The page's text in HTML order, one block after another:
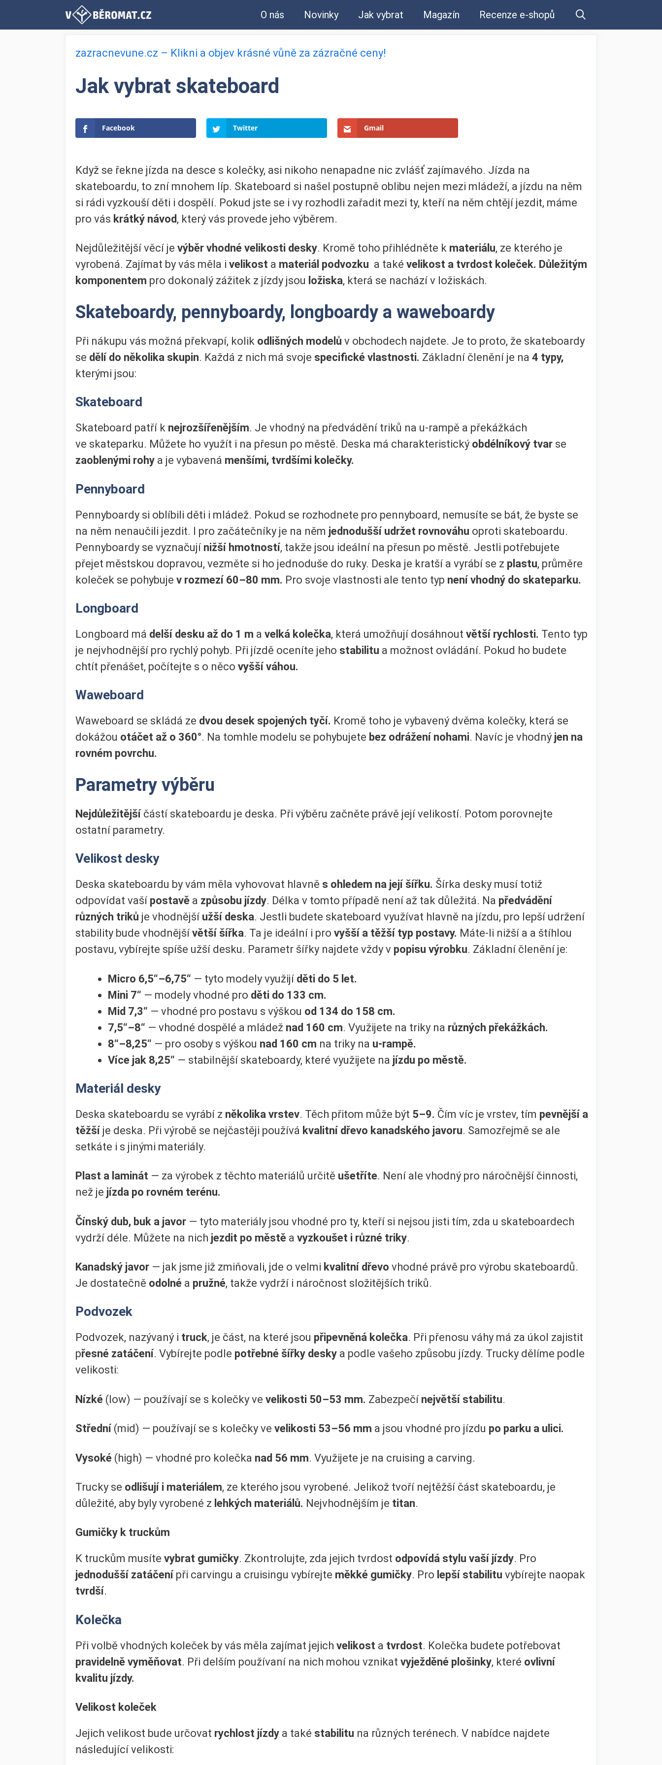
O nás Novinky Jak vybrat Magazín Recenze e-shopů
zazracnevune.cz – Klikni a objev krásné vůně za zázračné ceny!
Jak vybrat skateboard
Facebook Twitter Gmail
Když se řekne jízda na desce s kolečky, asi nikoho nenapadne nic zvlášť zajímavého. Jízda na
skateboardu, to zní mnohem líp. Skateboard si našel postupně oblibu nejen mezi mládeží, a jízdu na něm
si rádi vyzkouší děti i dospělí. Pokud jste se i vy rozhodli zařadit mezi ty, kteří na něm chtějí jezdit, máme
pro vás krátký návod , který vás provede jeho výběrem.
Nejdůležitější věcí je výběr vhodné velikosti desky. Kromě toho přihlédněte k materiálu, ze kterého je
vyrobená. Zajímat by vás měla i velikost a materiál podvozku a také velikost a tvrdost koleček. Důležitým
komponentem pro dokonalý zážitek z jízdy jsou ložiska, která se nachází v ložiskách.
Skateboardy, pennyboardy, longboardy a waweboardy
Při nákupu vás možná překvapí, kolik odlišných modelů v obchodech najdete. Je to proto, že skateboardy
se dělí do několika skupin. Každá z nich má svoje specifické vlastnosti. Základní členění je na 4 typy,
kterými jsou:
Skateboard
Skateboard patří k nejrozšířenějším. Je vhodný na předvádění triků na u-rampě a překážkách
ve skateparku. Můžete ho využít i na přesun po městě. Deska má charakteristický obdélníkový tvar se
zaoblenými rohy a je vybavená menšími, tvrdšími kolečky.
Pennyboard
Pennyboardy si oblíbili děti i mládež. Pokud se rozhodnete pro pennyboard, nemusíte se bát, že byste se
na něm nenaučili jezdit. I pro začátečníky je na něm jednodušší udržet rovnováhu oproti skateboardu.
Pennyboardy se vyznačují nižší hmotností, takže jsou ideální na přesun po městě. Jestli potřebujete
přejet městskou dopravou, vezměte si ho jednoduše do ruky. Deska je kratší a vyrábí se z plastu, průměre
koleček se pohybuje v rozmezí 60–80 mm. Pro svoje vlastnosti ale tento typ není vhodný do skateparku.
Longboard
Longboard má delší desku až do 1 m a velká kolečka, která umožňují dosáhnout větší rychlosti. Tento typ
je nejvhodnější pro rychlý pohyb. Při jízdě oceníte jeho stabilitu a možnost ovládání. Pokud ho budete
chtít přenášet, počítejte s o něco vyšší váhou.
Waweboard
Waweboard se skládá ze dvou desek spojených tyčí. Kromě toho je vybavený dvěma kolečky, která se
dokážou otáčet až o 360°. Na tomhle modelu se pohybujete bez odrážení nohami. Navíc je vhodný jen na
rovném povrchu.
Parametry výběru
Nejdůležitějšíčástí skateboardu je deska. Při výběru začněte právě její velikostí. Potom porovnejte
ostatní parametry.
Velikost desky
Deska skateboardu by vám měla vyhovovat hlavně s ohledem na její šířku. Šírka desky musí totiž
odpovídat vaší postavě a způsobu jízdy. Délka v tomto případě není až tak důležitá. Na předvádění
různých triků je vhodnější užší deska. Jestli budete skateboard využívat hlavně na jízdu, pro lepší udržení
stability bude vhodnější větší šířka. Ta je ideální i pro vyšší a těžší typ postavy. Máte-li nižší a a štíhlou
postavu, vybírejte spíše užší desku. Parametr šířky najdete vždy v popisu výrobku. Základní členění je:
Micro 6,5“–6,75“ — tyto modely využijí děti do 5 let.
Mini 7“ — modely vhodné pro děti do 133 cm.
Mid 7,3“ — vhodné pro postavu s výškou od 134 do 158 cm.
7,5“–8“ — vhodné dospělé a mládež nad 160 cm. Využijete na triky na různých překážkách.
8“–8,25“ — pro osoby s výškou nad 160 cm na triky na u-rampě.
Více jak 8,25“ — stabilnější skateboardy, které využijete na jízdu po městě.
Materiál desky
Deska skateboardu se vyrábí z několika vrstev. Těch přitom může být 5–9. Čím víc je vrstev, tím pevnější a
těžšíje deska. Při výrobě se nejčastěji používá kvalitní dřevo kanadského javoru. Samozřejmě se ale
setkáte i s jinými materiály.
Plast a laminát — za výrobek z těchto materiálů určitě ušetříte. Není ale vhodný pro náročnější činnosti,
než je jízda po rovném terénu.
Čínský dub, buk a javor — tyto materiály jsou vhodné pro ty, kteří si nejsou jisti tím, zda u skateboardech
vydrží déle. Můžete na nich jezdit po městě a vyzkoušet i různé triky.
Kanadský javor — jak jsme již zmiňovali, jde o velmi kvalitní dřevo vhodné právě pro výrobu skateboardů.
Je dostatečně odolné a pružné, takže vydrží i náročnost složitějších triků.
Podvozek
Podvozek, nazývaný i truck, je část, na které jsou připevněná kolečka. Při přenosu váhy má za úkol zajistit
přesné zatáčení. Vybírejte podle potřebné šířky desky a podle vašeho způsobu jízdy. Trucky dělíme podle
velikosti:
Nízké (low) — používají se s kolečky ve velikosti 50–53 mm. Zabezpečí největší stabilitu.
Střední(mid) — používají se s kolečky ve velikosti 53–56 mm a jsou vhodné pro jízdu po parku a ulici.
Vysoké (high) — vhodné pro kolečka nad 56 mm. Využijete je na cruising a carving.
Trucky se odlišují i materiálem, ze kterého jsou vyrobené. Jelikož tvoří nejtěžší část skateboardu, je
důležité, aby byly vyrobené z lehkých materiálů. Nejvhodnějším je titan.
Gumičky k truckům
K truckům musíte vybrat gumičky. Zkontrolujte, zda jejich tvrdost odpovídá stylu vaší jízdy. Pro
jednodušší zatáčení při carvingu a cruisingu vybírejte měkké gumičky. Pro lepší stabilitu vybírejte naopak
tvrdší.
Kolečka
Při volbě vhodných koleček by vás měla zajímat jejich velikost a tvrdost. Kolečka budete potřebovat
pravidelně vyměňovat. Při delším používaní na nich mohou vznikat vyježděné plošinky, které ovlivní
kvalitu jízdy.
Velikost koleček
Jejich velikost bude určovat rychlost jízdy a také stabilitu na různých terénech. V nabídce najdete
následující velikosti: